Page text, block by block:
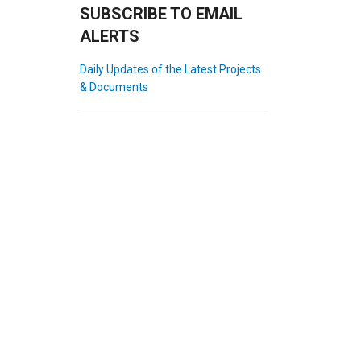
SUBSCRIBE TO EMAIL
ALERTS
Daily Updates of the Latest Projects
& Documents